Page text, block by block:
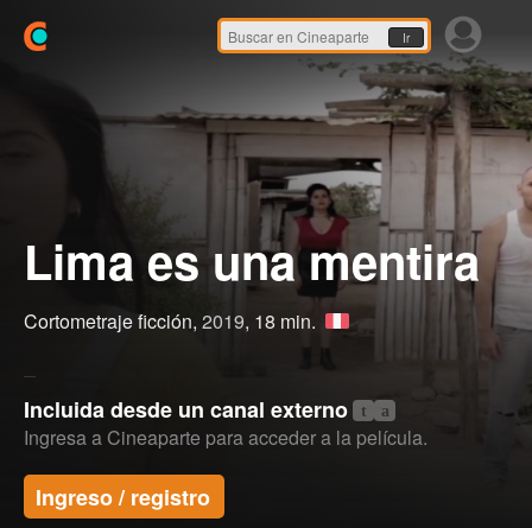
Ir
Lima es una mentira
Cortometraje ficción, 2019, 18 min.
Incluida desde un canal externo t a
Ingresa a Cineaparte para acceder a la película.
Ingreso / registro